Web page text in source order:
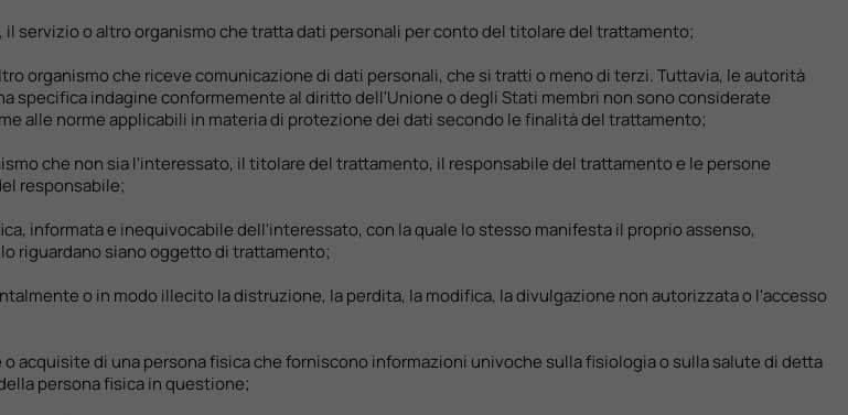
servizio o altro organismo che tratta dati personali per conto del titolare del trattamento;
organismo che riceve comunicazione di dati personali, che si tratti o meno di terzi. Tuttavia, le autorità
specifica indagine conformemente al diritto dell'Unione o degli Stati membri non sono considerate
alle norme applicabili in materia di protezione dei dati secondo le finalità del trattamento;
che non sia l'interessato, il titolare del trattamento, il responsabile del trattamento e le persone
responsabile;
informata e inequivocabile dell'interessato, con la quale lo stesso manifesta il proprio assenso,
riguardano siano oggetto di trattamento;
o in modo illecito la distruzione, la perdita, la modifica, la divulgazione non autorizzata o l'accesso
di una persona fisica che forniscono informazioni univoche sulla fisiologia o sulla salute di detta
persona fisica in questione;